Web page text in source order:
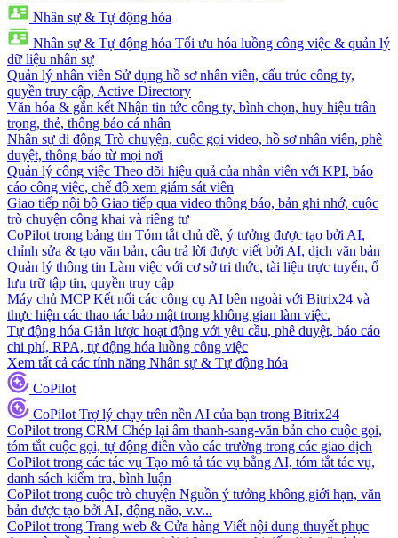
Nhân sự & Tự động hóa
Nhân sự & Tự động hóa Tối ưu hóa luồng công việc & quản lý
dữ liệu nhân sự
Quản lý nhân viên Sử dụng hồ sơ nhân viên, cấu trúc công ty,
quyền truy cập, Active Directory
Văn hóa & gắn kết Nhận tin tức công ty, bình chọn, huy hiệu trân
trọng, thẻ, thông báo cá nhân
Nhân sự di động Trò chuyện, cuộc gọi video, hồ sơ nhân viên, phê
duyệt, thông báo từ mọi nơi
Quản lý công việc Theo dõi hiệu quả của nhân viên với KPI, báo
cáo công việc, chế độ xem giám sát viên
Giao tiếp nội bộ Giao tiếp qua video thông báo, bản ghi nhớ, cuộc
trò chuyện công khai và riêng tư
CoPilot trong bảng tin Tóm tắt chủ đề, ý tưởng được tạo bởi AI,
chỉnh sửa & tạo văn bản, câu trả lời được viết bởi AI, dịch văn bản
Quản lý thông tin Làm việc với cơ sở tri thức, tài liệu trực tuyến, ổ
lưu trữ tập tin, quyền truy cập
Máy chủ MCP Kết nối các công cụ AI bên ngoài với Bitrix24 và
thực hiện các thao tác bảo mật trong không gian làm việc.
Tự động hóa Giản lược hoạt động với yêu cầu, phê duyệt, báo cáo
chi phí, RPA, tự động hóa luồng công việc
Xem tất cả các tính năng Nhân sự & Tự động hóa
CoPilot
CoPilot Trợ lý chạy trên nền AI của bạn trong Bitrix24
CoPilot trong CRM Chép lại âm thanh-sang-văn bản cho cuộc gọi,
tóm tắt cuộc gọi, tự động điền vào các trường trong các giao dịch
CoPilot trong các tác vụ Tạo mô tả tác vụ bằng AI, tóm tắt tác vụ,
danh sách kiểm tra, bình luận
CoPilot trong cuộc trò chuyện Nguồn ý tưởng không giới hạn, văn
bản được tạo bởi AI, động não, v.v...
CoPilot trong Trang web & Cửa hàng Viết nội dung thuyết phục